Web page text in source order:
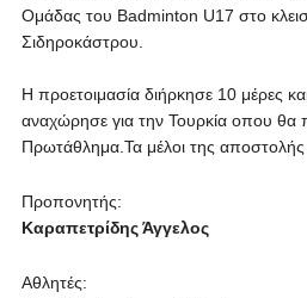
Ομάδας του Badminton U17 στο
Σιδηροκάστρου.
Η προετοιμασία διήρκησε 10 μέρες
αναχώρησε για την Τουρκία οπου θα
Πρωτάθλημα.Τα μέλοι της αποστολής
Προπονητής:
Καραπετρίδης Άγγελος
Αθλητές: